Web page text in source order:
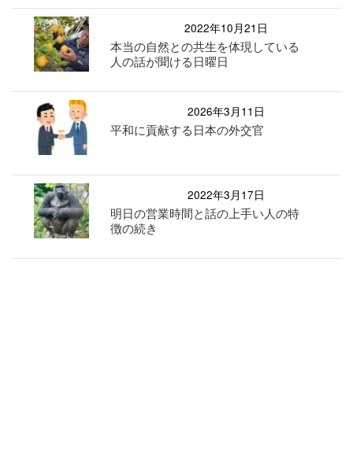
2022年10月21日
本当の自然との共生を体現している
人の話が聞ける日曜日
2026年3月11日
平和に貢献する日本の外交官
2022年3月17日
明日の営業時間と話の上手い人の特
徴の続き